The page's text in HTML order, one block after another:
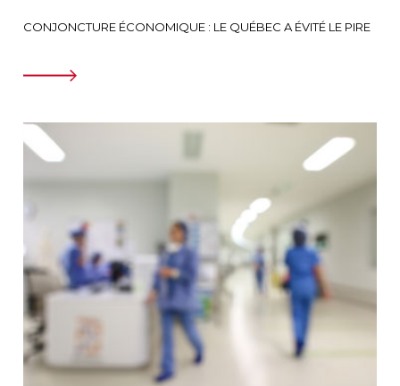
CONJONCTURE ÉCONOMIQUE : LE QUÉBEC A ÉVITÉ LE PIRE